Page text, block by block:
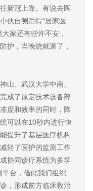
新冠上靠。有说去医
伙自测后得“居家医
家还有些许不安，
护，当晚烧就退了，
、武汉大学中南、
成了原定技术设备部
度和效率的同时，降
可以在10秒内进行快
提升了基层医疗机构
轻了医护的监测工作
协同诊疗系统为多学
台，借此我们组织
，形成前方临床救治